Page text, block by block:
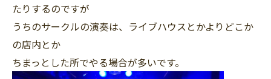
たりするのですが
うちのサークルの演奏は、ライブハウスとかよりどこか
の店内とか
ちまっとした所でやる場合が多いです。